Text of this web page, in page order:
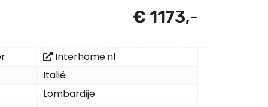
€ 1173,-
Interhome.nl
Italië
Lombardije